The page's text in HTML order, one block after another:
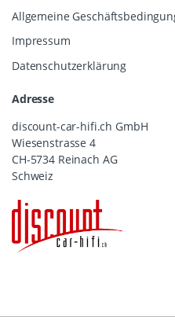
Allgemeine
Impressum
Datenschutzerklärung
Adresse
discount-car-hifi.ch GmbH
Wiesenstrasse 4
CH-5734 Reinach AG
Schweiz